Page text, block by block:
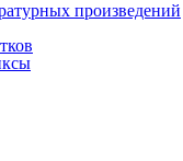
произведений